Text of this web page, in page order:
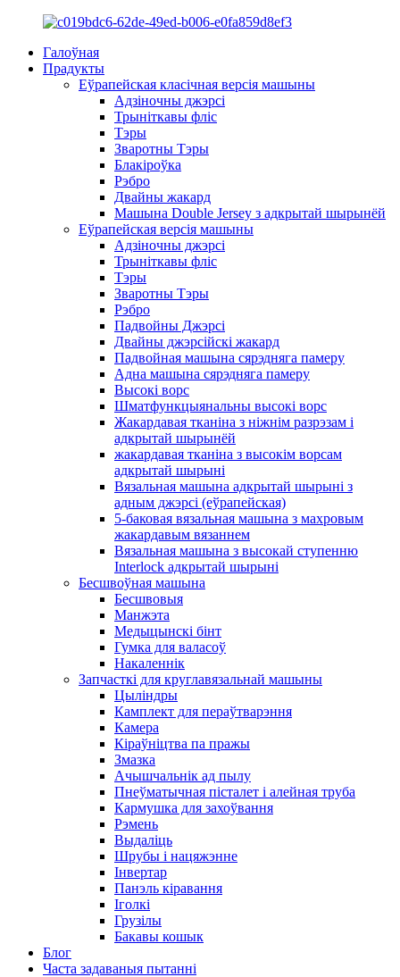
Галоўная
Прадукты
Еўрапейская класічная версія машыны
Адзіночны джэрсі
Трыніткавы фліс
Тэры
Зваротны Тэры
Блакіроўка
Рэбро
Двайны жакард
Машына Double Jersey з адкрытай шырынёй
Еўрапейская версія машыны
Адзіночны джэрсі
Трыніткавы фліс
Тэры
Зваротны Тэры
Рэбро
Падвойны Джэрсі
Двайны джэрсійскі жакард
Падвойная машына сярэдняга памеру
Адна машына сярэдняга памеру
Высокі ворс
Шматфункцыянальны высокі ворс
Жакардавая тканіна з ніжнім разрэзам і
адкрытай шырынёй
жакардавая тканіна з высокім ворсам
адкрытай шырыні
Вязальная машына адкрытай шырыні з
адным джэрсі (еўрапейская)
5-баковая вязальная машына з махровым
жакардавым вязаннем
Вязальная машына з высокай ступенню
Interlock адкрытай шырыні
Бесшвоўная машына
Бесшвовыя
Манжэта
Медыцынскі бінт
Гумка для валасоў
Накаленнік
Запчасткі для круглавязальнай машыны
Цыліндры
Камплект для пераўтварэння
Камера
Кіраўніцтва па пражы
Змазка
Ачышчальнік ад пылу
Пнеўматычная пісталет і алейная труба
Кармушка для захоўвання
Рэмень
Выдаліць
Шрубы і нацяжэнне
Інвертар
Панэль кіравання
Іголкі
Грузілы
Бакавы кошык
Блог
Часта задаваныя пытанні